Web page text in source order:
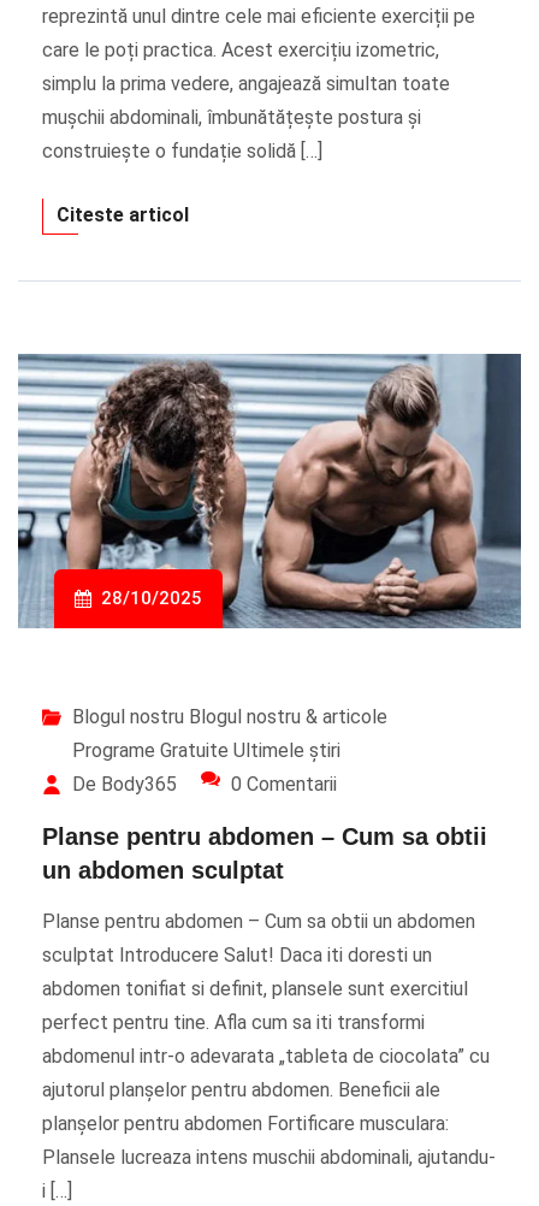
reprezintă unul dintre cele mai eficiente exerciții pe
care le poți practica. Acest exercițiu izometric,
simplu la prima vedere, angajează simultan toate
mușchii abdominali, îmbunătățește postura și
construiește o fundație solidă […]
Citeste articol
28/10/2025
Blogul nostru Blogul nostru & articole
Programe Gratuite Ultimele știri
De Body365
0 Comentarii
Planse pentru abdomen – Cum sa obtii
un abdomen sculptat
Planse pentru abdomen – Cum sa obtii un abdomen
sculptat Introducere Salut! Daca iti doresti un
abdomen tonifiat si definit, plansele sunt exercitiul
perfect pentru tine. Afla cum sa iti transformi
abdomenul intr-o adevarata „tableta de ciocolata” cu
ajutorul planșelor pentru abdomen. Beneficii ale
planșelor pentru abdomen Fortificare musculara:
Plansele lucreaza intens muschii abdominali, ajutandu-
i […]